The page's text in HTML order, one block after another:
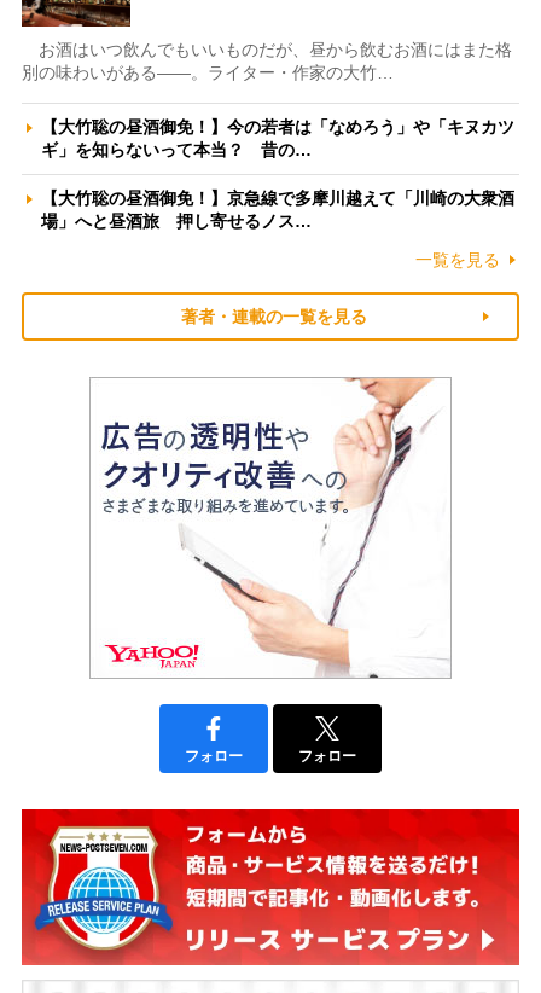
お酒はいつ飲んでもいいものだが、昼から飲むお酒にはまた格
別の味わいがある――。ライター・作家の大竹…
【大竹聡の昼酒御免！】今の若者は「なめろう」や「キヌカツ
ギ」を知らないって本当？ 昔の…
【大竹聡の昼酒御免！】京急線で多摩川越えて「川崎の大衆酒
場」へと昼酒旅 押し寄せるノス…
一覧を見る
著者・連載の一覧を見る
フォロー フォロー